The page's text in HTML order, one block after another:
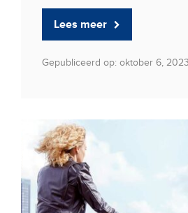
Lees meer
Gepubliceerd op: oktober 6, 2023